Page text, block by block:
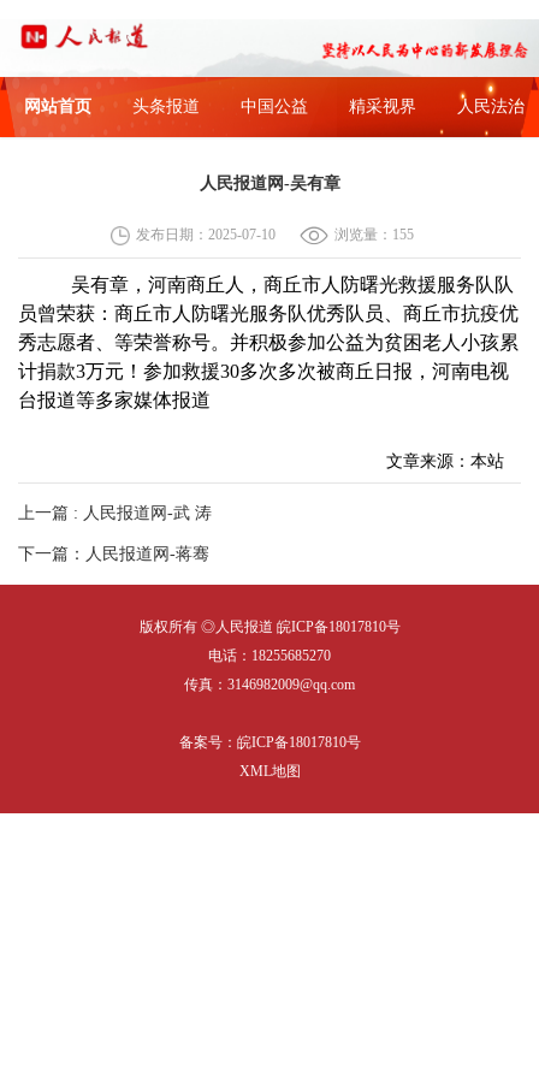
网站首页 头条报道 中国公益 精采视界 人民法治
人民报道网-吴有章
发布日期：2025-07-10 浏览量：155
吴有章 ，河南商丘人，商丘市人防曙光救援服务队队
员曾荣获：商丘市人防曙光服务队优秀队员、商丘市抗疫优
秀志愿者、等荣誉称号。并积极参加公益为贫困老人小孩累
计捐款3万元！参加救援30多次多次被商丘日报，河南电视
台报道等多家媒体报道
文章来源：本站
上一篇 : 人民报道网-武 涛
下一篇：人民报道网-蒋骞
版权所有 ◎人民报道 皖ICP备18017810号
电话：18255685270
传真：3146982009@qq.com
备案号： 皖ICP备18017810号
XML地图